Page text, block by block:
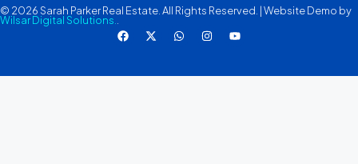
© 2026 Sarah Parker Real Estate. All Rights Reserved. | Website Demo by
Wilsar Digital Solutions..